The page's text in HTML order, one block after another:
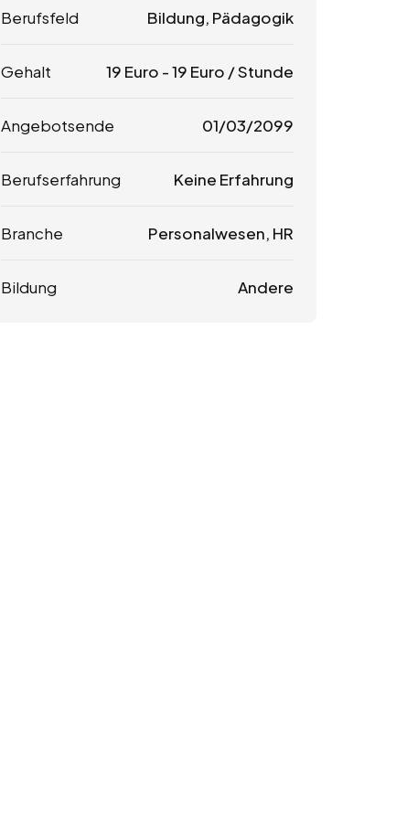
Berufsfeld Bildung, Pädagogik
Gehalt 19 Euro -19 Euro / Stunde
Angebotsende 01/03/2099
Berufserfahrung Keine Erfahrung
Branche Personalwesen, HR
Bildung Andere